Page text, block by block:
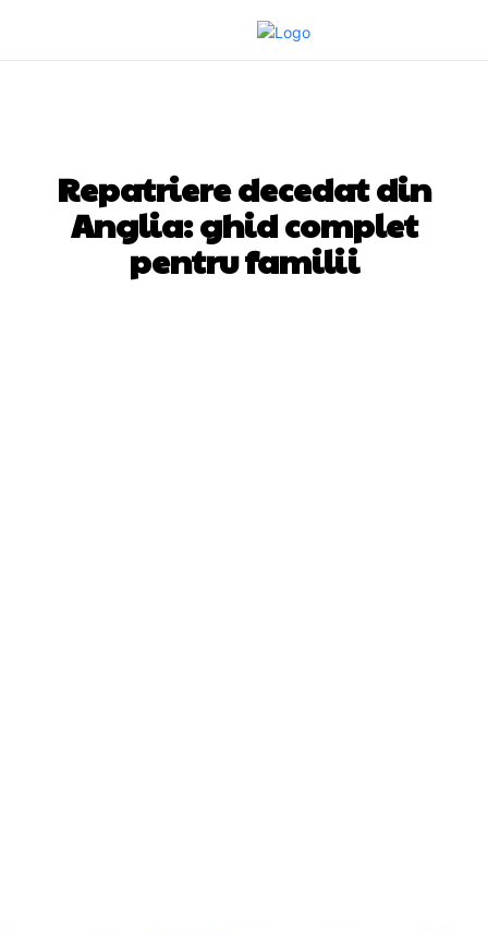
Repatriere decedat din
Anglia: ghid complet
pentru familii